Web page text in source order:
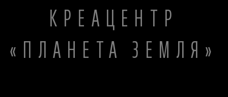
КРЕАЦЕНТР
«ПЛАНЕТА ЗЕМЛЯ»